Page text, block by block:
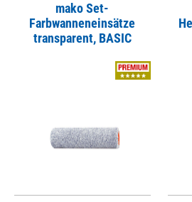
mako Set-
Farbwanneneinsätze
transparent, BASIC